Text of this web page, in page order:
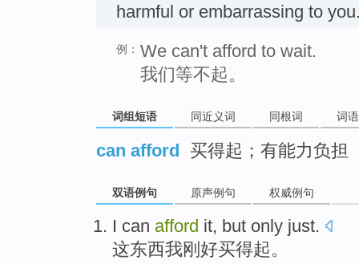
harmful or embarrassing to
例： We can't afford to wait.
我们等不起。
词组短语 同近义词 同根词 词
can afford 买得起；有能力负担
双语例句 原声例句 权威例句
I can afford it, but only just.
这东西我刚好买得起。